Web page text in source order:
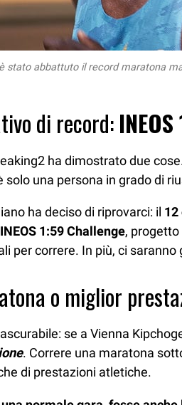
stato abbattuto il record maratona
di record:
ha dimostrato due
solo una persona in grado di
ha deciso di riprovarci: il 12
INEOS 1:59 Challenge,
per correre. In più, ci
o miglior
se a Vienna
. Correre una maratona
di prestazioni atletiche.